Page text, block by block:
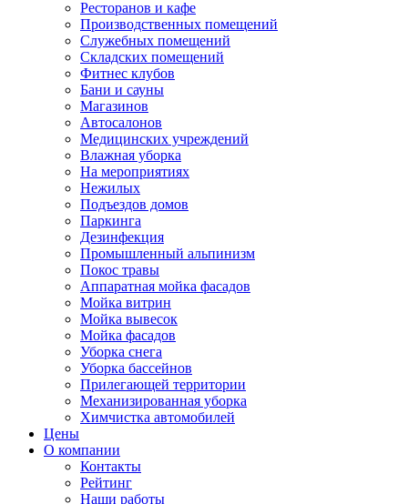
Ресторанов и кафе
Производственных помещений
Служебных помещений
Складских помещений
Фитнес клубов
Бани и сауны
Магазинов
Автосалонов
Медицинских учреждений
Влажная уборка
На мероприятиях
Нежилых
Подъездов домов
Паркинга
Дезинфекция
Промышленный альпинизм
Покос травы
Аппаратная мойка фасадов
Мойка витрин
Мойка вывесок
Мойка фасадов
Уборка снега
Уборка бассейнов
Прилегающей территории
Механизированная уборка
Химчистка автомобилей
Цены
О компании
Контакты
Рейтинг
Наши работы